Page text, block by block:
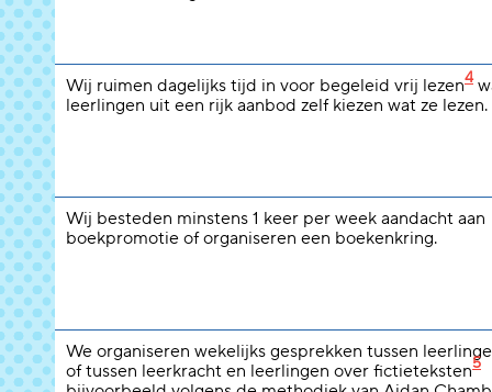
Wij ruimen dagelijks tijd in voor begeleid vrij lezen4
leerlingen uit een rijk aanbod zelf kiezen wat ze lezen.
Wij besteden minstens 1 keer per week aandacht aan
boekpromotie of organiseren een boekenkring.
We organiseren wekelijks gesprekken tussen
of tussen leerkracht en leerlingen over fictieteksten5